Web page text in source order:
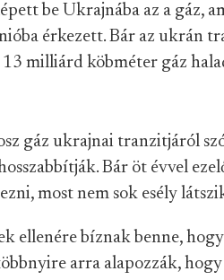
be Ukrajnába az a gáz,
érkezett. Bár az ukrán
milliárd köbméter gáz
gáz ukrajnai tranzitjáról
Bár öt évvel
most nem sok esély
ellenére bíznak benne,
arra alapozzák,